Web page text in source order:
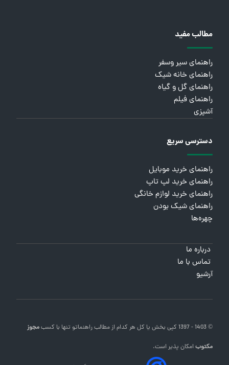
مطالب مفید
راهنمای سیر وسفر
راهنمای خانه شیک
راهنمای گل و گیاه
راهنمای فیلم
آشپزی
دسترسی سریع
راهنمای خرید موبایل
راهنمای خرید لپ تاپ
راهنمای خرید لوازم خانگی
راهنمای شیک بودن
چهره‌ها
درباره ما
تماس با ما
آرشیو
© 1403 - 1397 کپی بخش یا کل هر کدام از مطالب راهنماتو تنها با کسبمجوز
مکتوبامکان پذیر است.